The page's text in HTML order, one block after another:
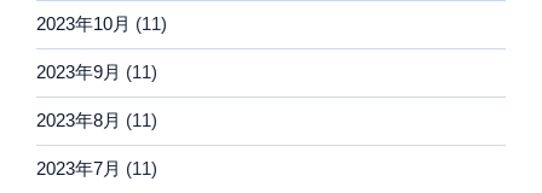
2023年10月 (11)
2023年9月 (11)
2023年8月 (11)
2023年7月 (11)